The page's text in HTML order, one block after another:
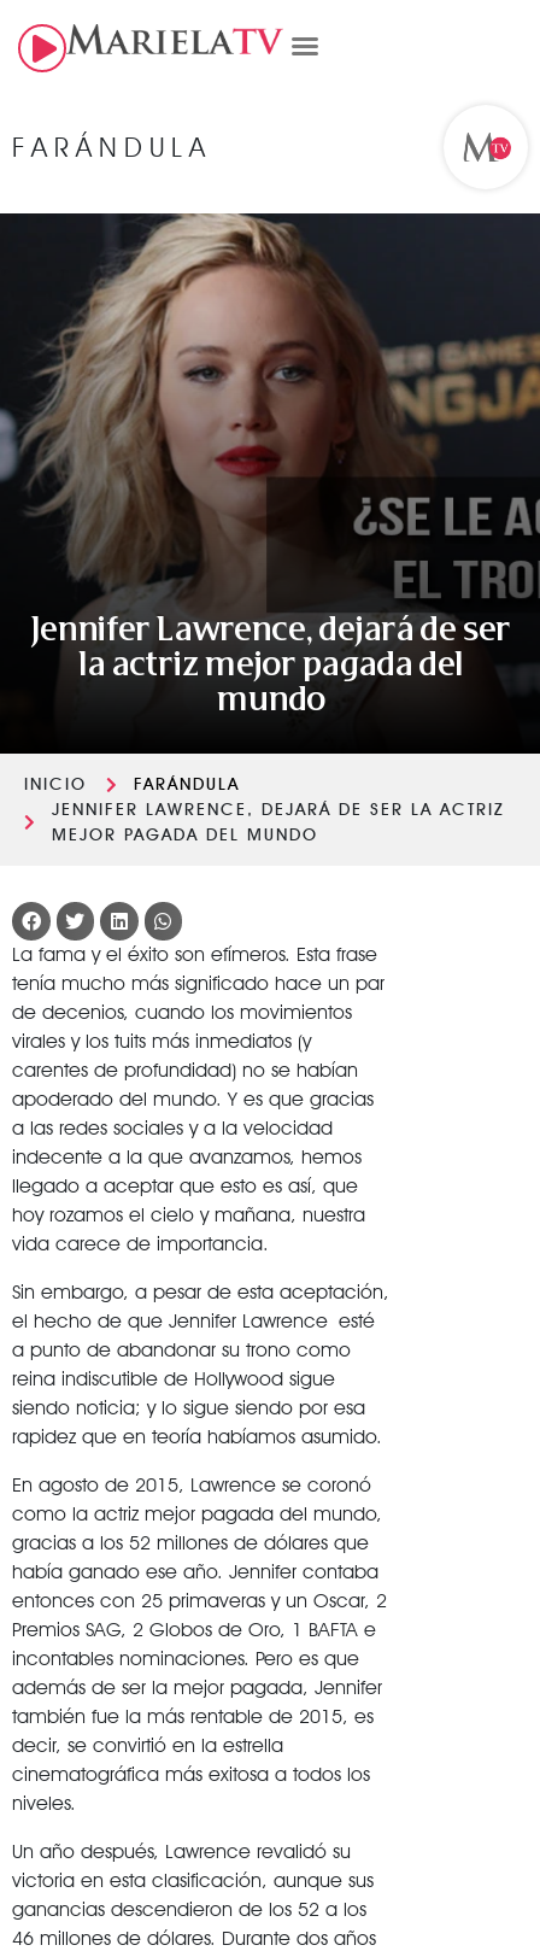
FARÁNDULA
Jennifer Lawrence, dejará de ser
la actriz mejor pagada del
mundo
INICIO
FARÁNDULA
JENNIFER LAWRENCE, DEJARÁ DE SER LA ACTRIZ
MEJOR PAGADA DEL MUNDO
La fama y el éxito son efímeros. Esta frase
tenía mucho más significado hace un par
de decenios, cuando los movimientos
virales y los tuits más inmediatos (y
carentes de profundidad) no se habían
apoderado del mundo. Y es que gracias
a las redes sociales y a la velocidad
indecente a la que avanzamos, hemos
llegado a aceptar que esto es así, que
hoy rozamos el cielo y mañana, nuestra
vida carece de importancia.
Sin embargo, a pesar de esta aceptación,
el hecho de que Jennifer Lawrence esté
a punto de abandonar su trono como
reina indiscutible de Hollywood sigue
siendo noticia; y lo sigue siendo por esa
rapidez que en teoría habíamos asumido.
En agosto de 2015, Lawrence se coronó
como la actriz mejor pagada del mundo,
gracias a los 52 millones de dólares que
había ganado ese año. Jennifer contaba
entonces con 25 primaveras y un Oscar, 2
Premios SAG, 2 Globos de Oro, 1 BAFTA e
incontables nominaciones. Pero es que
además de ser la mejor pagada, Jennifer
también fue la más rentable de 2015, es
decir, se convirtió en la estrella
cinematográfica más exitosa a todos los
niveles.
Un año después, Lawrence revalidó su
victoria en esta clasificación, aunque sus
ganancias descendieron de los 52 a los
46 millones de dólares. Durante dos años